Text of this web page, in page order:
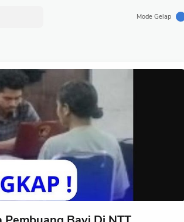
Mode Gelap